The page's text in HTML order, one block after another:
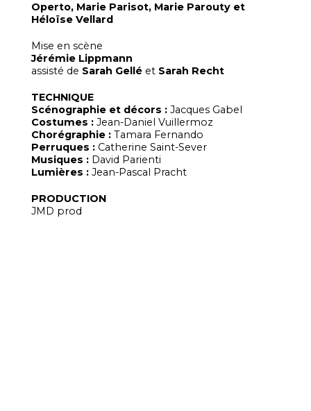
Operto, Marie Parisot, Marie Parouty et
Héloïse Vellard
Mise en scène
Jérémie Lippmann
assisté de Sarah Gellé etSarah Recht
TECHNIQUE
Scénographie et décors : Jacques Gabel
Costumes : Jean-Daniel Vuillermoz
Chorégraphie :Tamara Fernando
Perruques : Catherine Saint-Sever
Musiques : David Parienti
Lumières :Jean-Pascal Pracht
PRODUCTION
JMD prod